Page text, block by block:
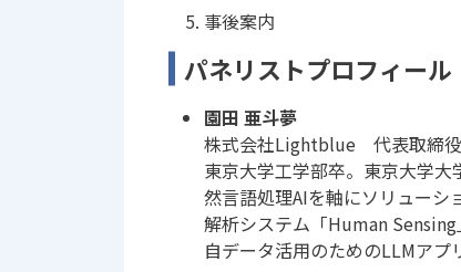
事後案内
パネリストプロフィール
園田 亜斗夢
株式会社Lightblue 代表取締役
東京大学工学部卒。東京大学
然言語処理AIを軸にソリュー
解析システム「Human
自データ活用のためのLLMア